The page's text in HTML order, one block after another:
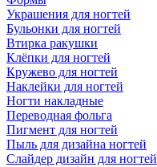
Украшения для ногтей
Бульонки для ногтей
Втирка ракушки
Клёпки для ногтей
Кружево для ногтей
Наклейки для ногтей
Ногти накладные
Переводная фольга
Пигмент для ногтей
Пыль для дизайна ногтей
Слайдер дизайн для ногтей